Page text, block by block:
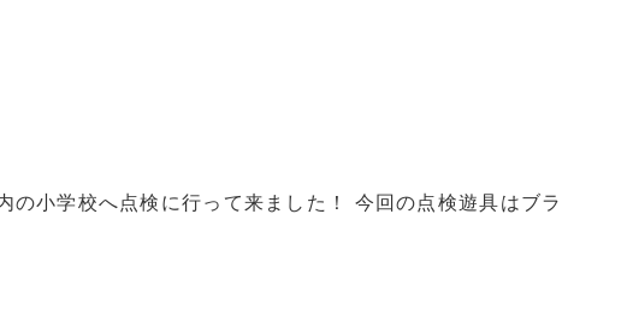
の小学校へ点検に行って来ました！ 今回の点検遊具はブラ